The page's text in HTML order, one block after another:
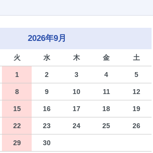
2026年9月
火 水 木 金 土
1 2 3 4 5
8 9 10 11 12
15 16 17 18 19
22 23 24 25 26
29 30